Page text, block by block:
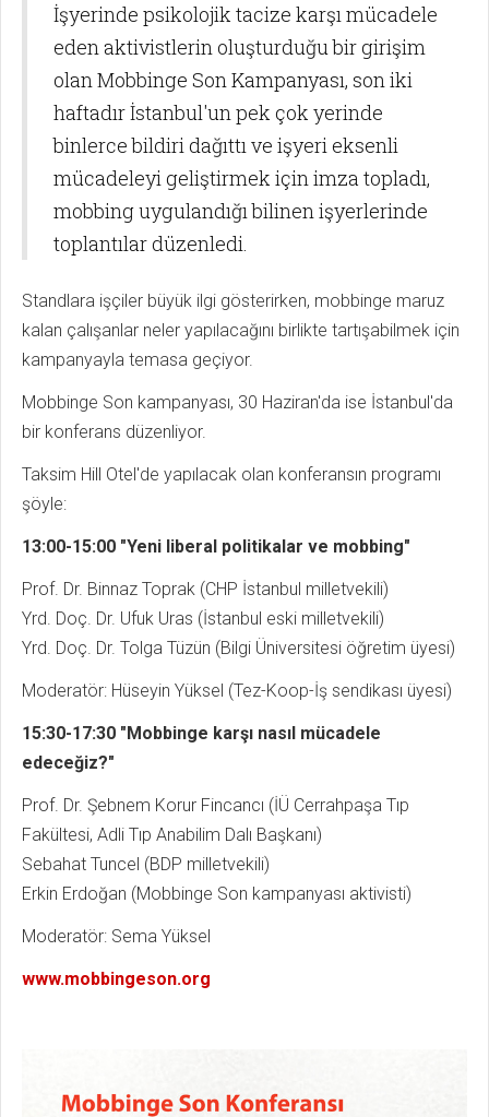
İşyerinde psikolojik tacize karşı mücadele
eden aktivistlerin oluşturduğu bir girişim
olan Mobbinge Son Kampanyası, son iki
haftadır İstanbul'un pek çok yerinde
binlerce bildiri dağıttı ve işyeri eksenli
mücadeleyi geliştirmek için imza topladı,
mobbing uygulandığı bilinen işyerlerinde
toplantılar düzenledi.
Standlara işçiler büyük ilgi gösterirken, mobbinge maruz
kalan çalışanlar neler yapılacağını birlikte tartışabilmek için
kampanyayla temasa geçiyor.
Mobbinge Son kampanyası, 30 Haziran'da ise İstanbul'da
bir konferans düzenliyor.
Taksim Hill Otel'de yapılacak olan konferansın programı
şöyle:
13:00-15:00 "Yeni liberal politikalar ve mobbing"
Prof. Dr. Binnaz Toprak (CHP İstanbul milletvekili)
Yrd. Doç. Dr. Ufuk Uras (İstanbul eski milletvekili)
Yrd. Doç. Dr. Tolga Tüzün (Bilgi Üniversitesi öğretim üyesi)
Moderatör: Hüseyin Yüksel (Tez-Koop-İş sendikası üyesi)
15:30-17:30 "Mobbinge karşı nasıl mücadele
edeceğiz?"
Prof. Dr. Şebnem Korur Fincancı (İÜ Cerrahpaşa Tıp
Fakültesi, Adli Tıp Anabilim Dalı Başkanı)
Sebahat Tuncel (BDP milletvekili)
Erkin Erdoğan (Mobbinge Son kampanyası aktivisti)
Moderatör: Sema Yüksel
www.mobbingeson.org